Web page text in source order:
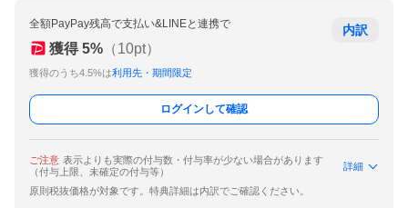
全額PayPay残高で支払い&LINEと連携で
獲得 5% （10pt）
獲得のうち4.5%は利用先・期間限定
内訳
ログインして確認
ご注意 表示よりも実際の付与数・付与率が少ない場合があります
（付与上限、未確定の付与等）
詳細
原則税抜価格が対象です。特典詳細は内訳でご確認ください。